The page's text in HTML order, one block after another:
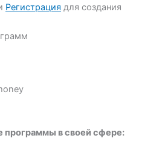
Регистрация для создания
программы в своей сфере: